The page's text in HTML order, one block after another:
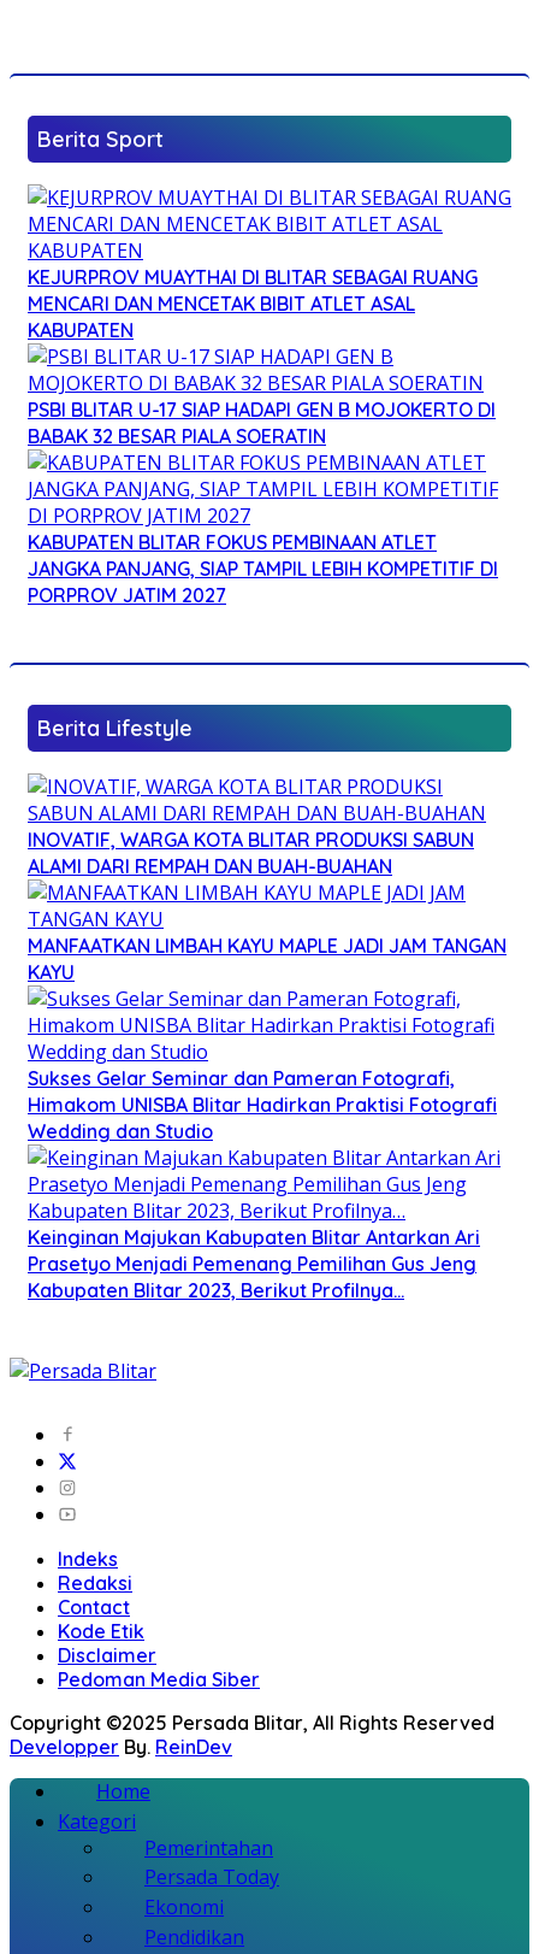
Berita Sport
KEJURPROV MUAYTHAI DI BLITAR SEBAGAI RUANG
MENCARI DAN MENCETAK BIBIT ATLET ASAL
KABUPATEN
PSBI BLITAR U-17 SIAP HADAPI GEN B MOJOKERTO DI
BABAK 32 BESAR PIALA SOERATIN
KABUPATEN BLITAR FOKUS PEMBINAAN ATLET
JANGKA PANJANG, SIAP TAMPIL LEBIH KOMPETITIF DI
PORPROV JATIM 2027
Berita Lifestyle
INOVATIF, WARGA KOTA BLITAR PRODUKSI SABUN
ALAMI DARI REMPAH DAN BUAH-BUAHAN
MANFAATKAN LIMBAH KAYU MAPLE JADI JAM TANGAN
KAYU
Sukses Gelar Seminar dan Pameran Fotografi,
Himakom UNISBA Blitar Hadirkan Praktisi Fotografi
Wedding dan Studio
Keinginan Majukan Kabupaten Blitar Antarkan Ari
Prasetyo Menjadi Pemenang Pemilihan Gus Jeng
Kabupaten Blitar 2023, Berikut Profilnya…
Indeks
Redaksi
Contact
Kode Etik
Disclaimer
Pedoman Media Siber
Copyright ©2025 Persada Blitar, All Rights Reserved
Developper By. ReinDev
Home
Kategori
Pemerintahan
Persada Today
Ekonomi
Pendidikan